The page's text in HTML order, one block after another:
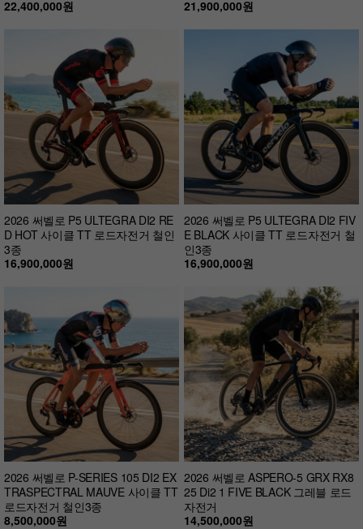
22,400,000원 21,900,000원
2026 써벨로 P5 ULTEGRA DI2 RE
D HOT 사이클 TT 로드자전거 철인
3종
16,900,000원
2026 써벨로 P5 ULTEGRA DI2 FIV
E BLACK 사이클 TT 로드자전거 철
인3종
16,900,000원
2026 써벨로 P-SERIES 105 DI2 EX
TRASPECTRAL MAUVE 사이클 TT
로드자전거 철인3종
8,500,000원
2026 써벨로 ASPERO-5 GRX RX8
25 Di2 1 FIVE BLACK 그레블 로드
자전거
14,500,000원